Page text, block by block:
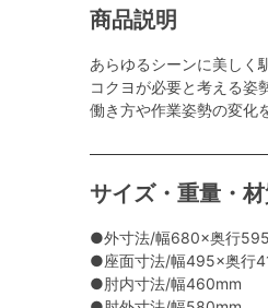
商品説明
あらゆるシーンに美しく
コクヨが必要と考える姿
働き方や作業姿勢の変化
サイズ・重量・
●外寸法/幅680×奥行
●座面寸法/幅495×奥行
●肘内寸法/幅460mm